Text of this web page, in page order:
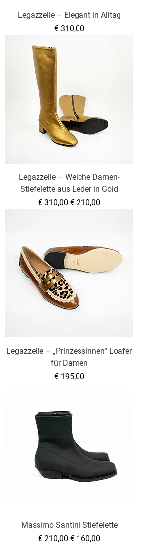
Legazzelle – Elegant in Alltag
Preis
€ 310,00
Legazzelle – Weiche Damen-
Stiefelette aus Leder in Gold
Standardpreis
€ 310,00 Sale-Preis
€ 210,00
Legazzelle – „Prinzessinnen“ Loafer
für Damen
Preis
€ 195,00
Massimo Santini Stiefelette
Standardpreis
€ 210,00 Sale-Preis
€ 160,00